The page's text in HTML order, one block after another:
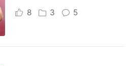
8 3 5